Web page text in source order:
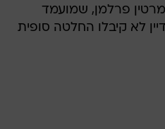
מרטין פרלמן, שמועמד
לא קיבלו החלטה סופית